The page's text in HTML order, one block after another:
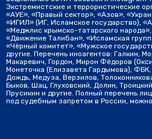
Экстремистские и террористические
«АУЕ», «Правый сектор», «Азов»,
«ИГИЛ» (ИГ, Исламское государство),
«Меджлис крымско-татарского
«Движение Талибан», «Исламская
«Чёрный комитет», «Мужское
другие. Перечень иноагентов: Галкин,
Макаревич, Гордон, Мирон Фёдоров
Монеточка (Елизавета Гардымова),
Дождь, Медуза, Верзилов,
Быков, Шац, Глуховский, Долин,
Прусикин и другие. Полный перечень
под судебным запретом в России,